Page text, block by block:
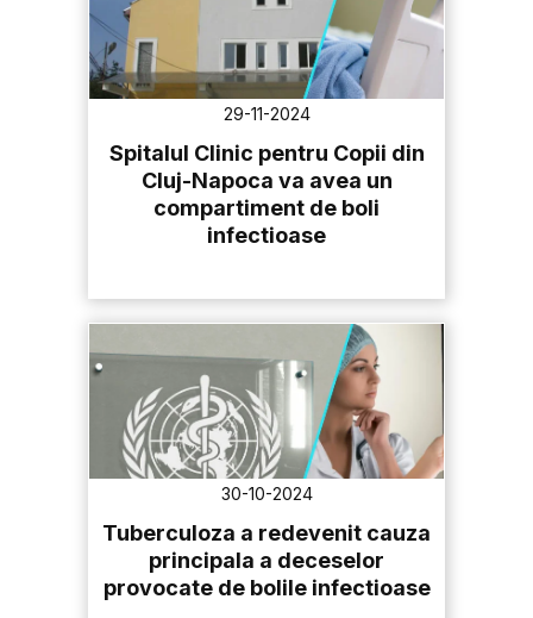
29-11-2024
Spitalul Clinic pentru Copii din
Cluj-Napoca va avea un
compartiment de boli
infectioase
30-10-2024
Tuberculoza a redevenit cauza
principala a deceselor
provocate de bolile infectioase